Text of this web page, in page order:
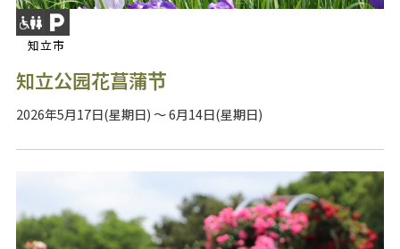
知立市
知立公园花菖蒲节
2026年5月17日(星期日) ～ 6月14日(星期日)